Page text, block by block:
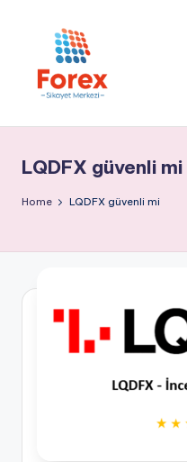
LQDFX güvenli mi
Home LQDFX güvenli mi